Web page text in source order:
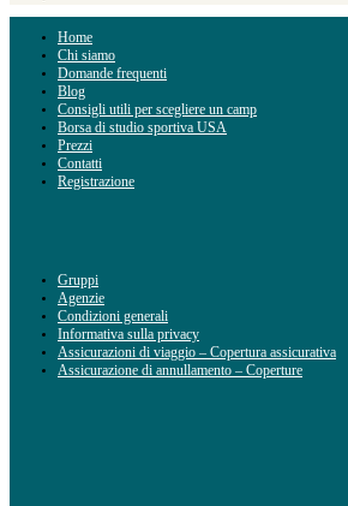
Home
Chi siamo
Domande frequenti
Blog
Consigli utili per scegliere un camp
Borsa di studio sportiva USA
Prezzi
Contatti
Registrazione
Gruppi
Agenzie
Condizioni generali
Informativa sulla privacy
Assicurazioni di viaggio – Copertura assicurativa
Assicurazione di annullamento – Coperture